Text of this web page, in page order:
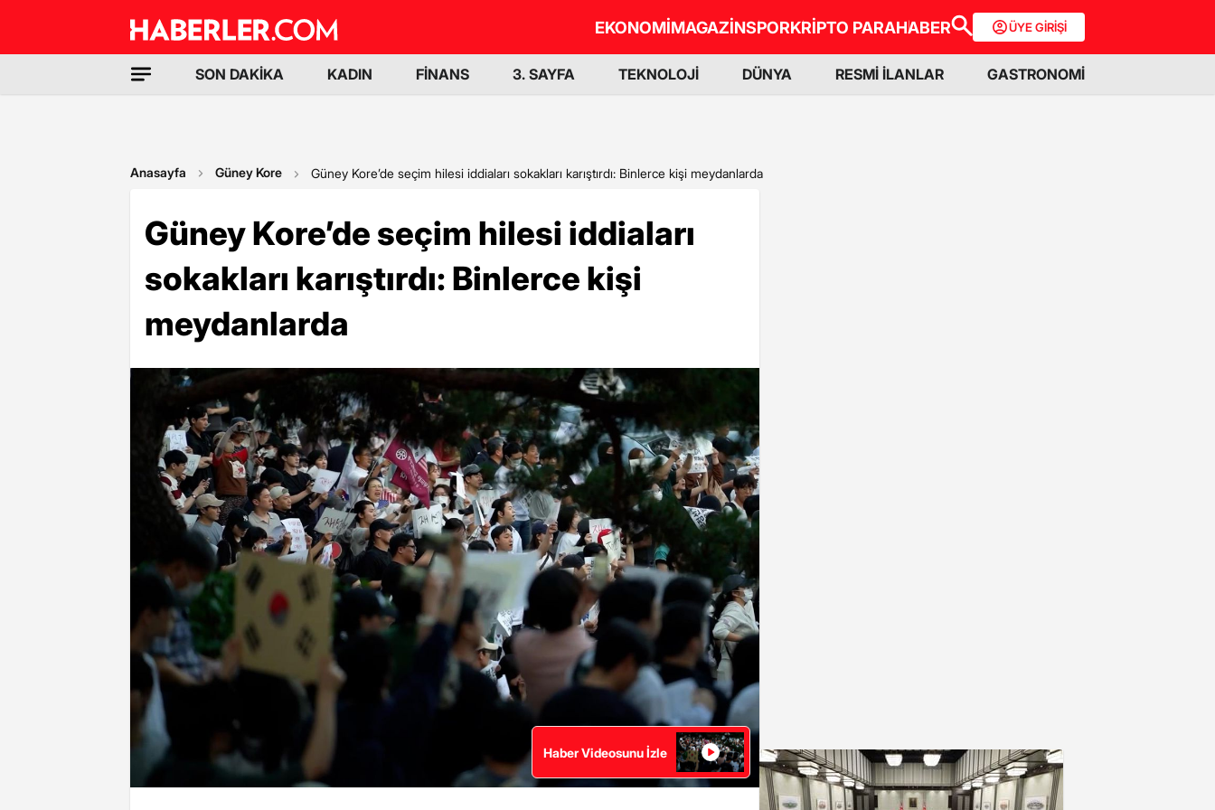
EKONOMİMAGAZİNSPORKRİPTO PARAHABER ÜYE GİRİŞİ
SON DAKİKA KADIN FİNANS 3. SAYFA TEKNOLOJİ DÜNYA RESMİ İLANLAR GASTRONOMİ
Anasayfa Güney Kore Güney Kore’de seçim hilesi iddiaları sokakları karıştırdı: Binlerce kişi meydanlarda
Güney Kore’de seçim hilesi iddiaları
sokakları karıştırdı: Binlerce kişi
meydanlarda
Haber Videosunu İzle